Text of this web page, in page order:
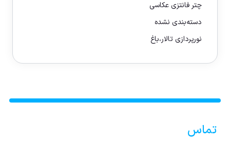
چتر فانتزی عکاسی
دسته‌بندی نشده
نورپردازی تالار،باغ
تماس